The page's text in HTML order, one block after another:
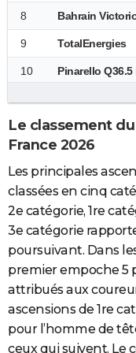
41
(Lotto-
42
Aurélien
(Decathlon CMA
(Netcompany
44
45
Ion
(Cofidis)
46
Alex
Abel
(Caja Rural-
27
B.
(Team Jayco Alula)
P. Castrillo
(Movistar Team)
(Team Visma |
31
G. Martin
(Groupama-Fdj
32
F.
M.
(Red Bull - Bora -
(Lidl - Trek)
16
Romain
(Groupama-FDJ
(Bahrain Victorious)
18
19
Ewen
(Groupama-FDJ
20
Mattéo
Lorenzo
(Groupama-FDJ
22
Emiel
8 Bahrain
9 TotalEnergies
10 Pinarello
12 Tudor Pro
13 Uno-X Mobility
14 Groupama -
15 Soudal Quick-
16 Team Jayco
XDS Astana
18 Caja Rural-
Lotto-
20 Alpecin-
Le classement
France 2026
Les principales
classées en cinq
2e catégorie, 1re
3e catégorie
poursuivant. Dans
premier empoche 5
attribués aux
ascensions de 1re
pour l’homme de
ceux qui suivent. Le